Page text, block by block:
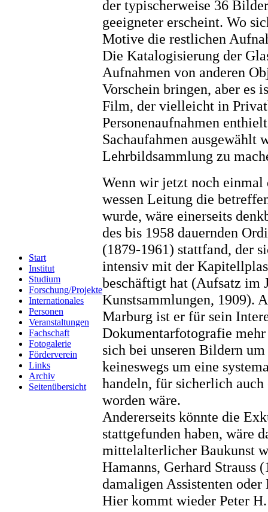
Start
Institut
Studium
Forschung/Projekte
Internationales
Personen
Veranstaltungen
Fachschaft
Fotogalerie
Förderverein
Links
Archiv
Seitenübersicht
der typischerweise 36
geeigneter erscheint. Wo
Motive die restlichen
Die Katalogisierung der
Aufnahmen von anderen
Vorschein bringen, aber es
Film, der vielleicht in
Personenaufnahmen
Sachaufahmen ausgewählt
Lehrbildsammlung zu
Wenn wir jetzt noch einmal
wessen Leitung die
wurde, wäre einerseits
des bis 1958 dauernden
(1879-1961) stattfand, der
intensiv mit der
beschäftigt hat (Aufsatz im
Kunstsammlungen, 1909).
Marburg ist er für sein
Dokumentarfotografie
sich bei unseren Bildern
keineswegs um eine
handeln, für sicherlich
worden wäre.
Andererseits könnte die
stattgefunden haben, wäre
mittelalterlicher Baukunst
Hamanns, Gerhard Strauss
damaligen Assistenten
Hier kommt wieder Peter